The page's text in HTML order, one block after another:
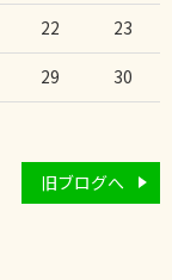
22 23
29 30
旧ブログへ